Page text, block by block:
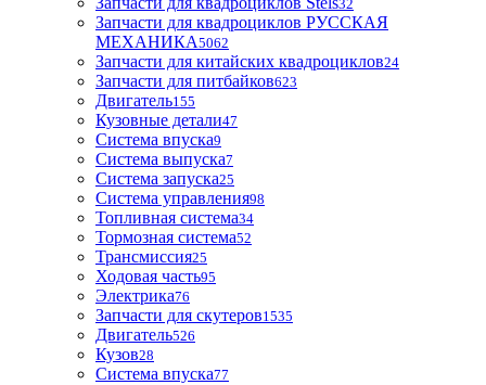
32
Запчасти для квадроциклов РУССКАЯ
МЕХАНИКА5062
Запчасти для китайских квадроциклов24
Запчасти для питбайков623
Двигатель155
Кузовные детали47
Система впуска9
Система выпуска7
Система запуска25
Система управления98
Топливная система34
Тормозная система52
Трансмиссия25
Ходовая часть95
Электрика76
Запчасти для скутеров1535
Двигатель526
Кузов28
Система впуска77